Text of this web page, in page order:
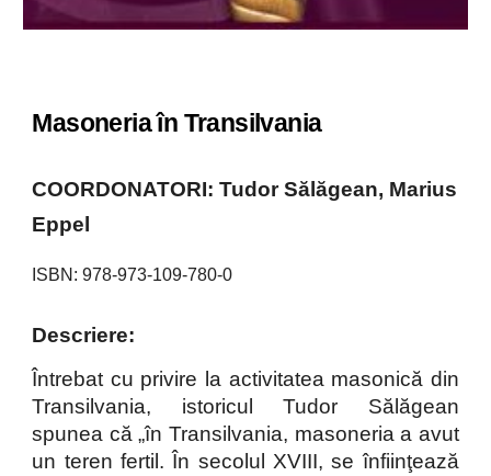
Masoneria în Transilvania
COORDONATORI: Tudor Sălăgean, Marius
Eppel
ISBN: 978-973-109-780-0
Descriere:
Întrebat cu privire la activitatea masonică din
Transilvania, istoricul Tudor Sălăgean
spunea că „în Transilvania, masoneria a avut
un teren fertil. În secolul XVIII, se înfiinţează